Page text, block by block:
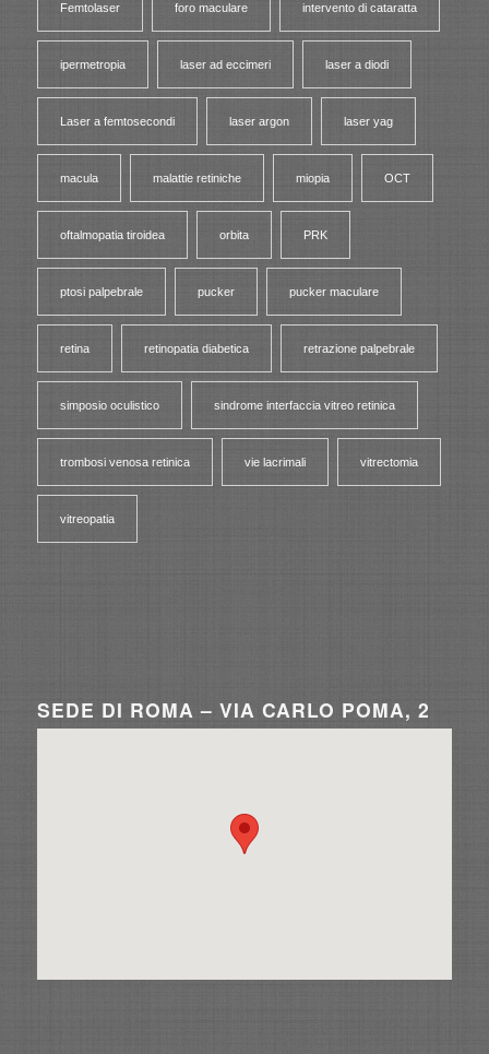
Femtolaser foro maculare intervento di cataratta
ipermetropia laser ad eccimeri laser a diodi
Laser a femtosecondi laser argon laser yag
macula malattie retiniche miopia OCT
oftalmopatia tiroidea orbita PRK
ptosi palpebrale pucker pucker maculare
retina retinopatia diabetica retrazione palpebrale
simposio oculistico sindrome interfaccia vitreo retinica
trombosi venosa retinica vie lacrimali vitrectomia
vitreopatia
SEDE DI ROMA – VIA CARLO POMA, 2